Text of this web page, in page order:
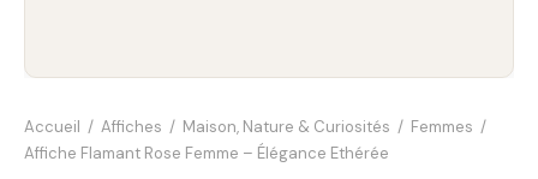
Accueil / Affiches / Maison, Nature & Curiosités / Femmes /
Affiche Flamant Rose Femme – Élégance Ethérée